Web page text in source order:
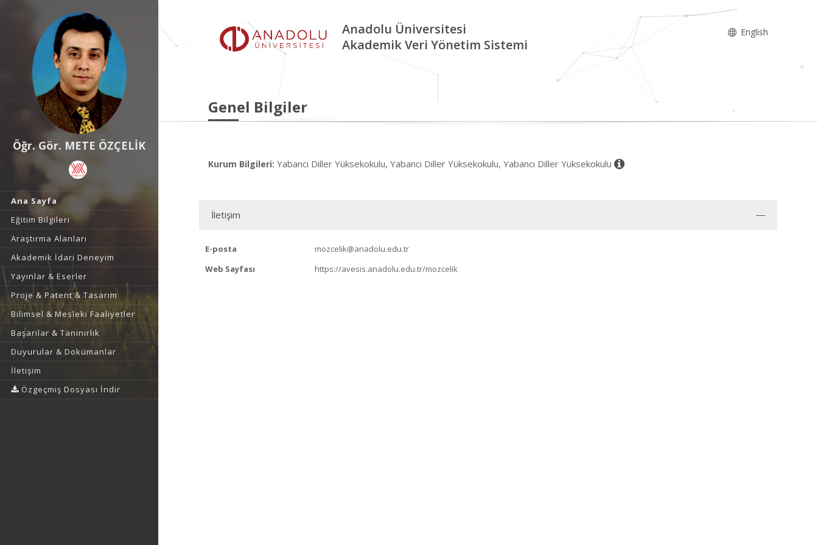
Öğr. Gör. METE ÖZÇELİK
Ana Sayfa
Eğitim Bilgileri
Araştırma Alanları
Akademik İdari Deneyim
Yayınlar & Eserler
Proje & Patent & Tasarım
Bilimsel & Mesleki Faaliyetler
Başarılar & Tanınırlık
Duyurular & Dokümanlar
İletişim
Özgeçmiş Dosyası İndir
Anadolu Üniversitesi
Akademik Veri Yönetim Sistemi
English
Genel Bilgiler
Kurum Bilgileri: Yabancı Diller Yüksekokulu, Yabancı Diller Yüksekokulu, Yabancı Diller Yüksekokulu
İletişim
E-posta
mozcelik@anadolu.edu.tr
Web Sayfası
https://avesis.anadolu.edu.tr/mozcelik